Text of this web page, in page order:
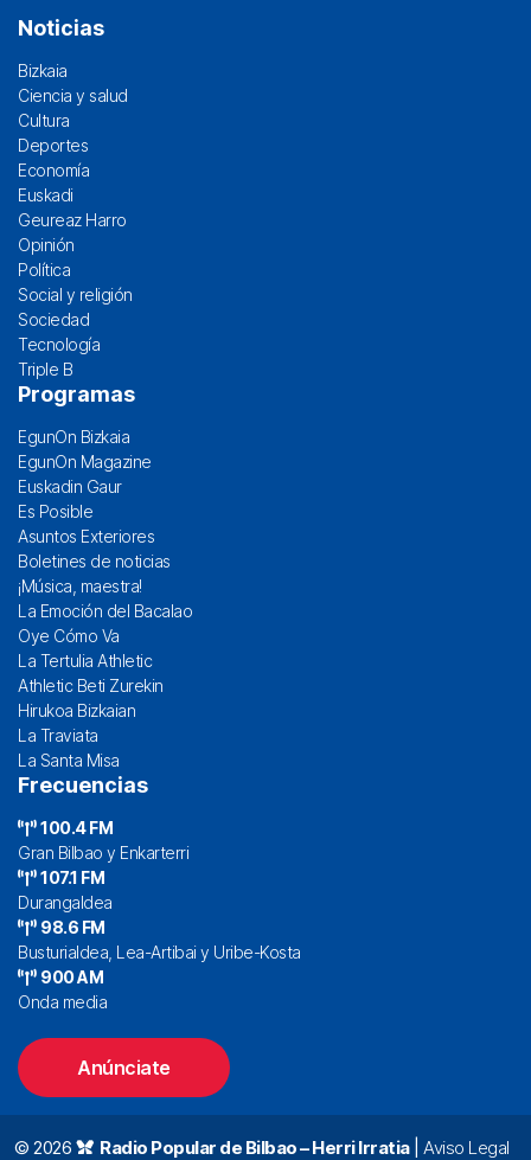
Noticias
Bizkaia
Ciencia y salud
Cultura
Deportes
Economía
Euskadi
Geureaz Harro
Opinión
Política
Social y religión
Sociedad
Tecnología
Triple B
Programas
EgunOn Bizkaia
EgunOn Magazine
Euskadin Gaur
Es Posible
Asuntos Exteriores
Boletines de noticias
¡Música, maestra!
La Emoción del Bacalao
Oye Cómo Va
La Tertulia Athletic
Athletic Beti Zurekin
Hirukoa Bizkaian
La Traviata
La Santa Misa
Frecuencias
100.4 FM
Gran Bilbao y Enkarterri
107.1 FM
Durangaldea
98.6 FM
Busturialdea, Lea-Artibai y Uribe-Kosta
900 AM
Onda media
Anúnciate
© 2026 Radio Popular de Bilbao – Herri Irratia| Aviso Legal